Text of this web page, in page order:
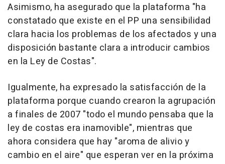
Asimismo, ha asegurado que la plataforma "ha
constatado que existe en el PP una sensibilidad
clara hacia los problemas de los afectados y una
disposición bastante clara a introducir cambios
en la Ley de Costas".
Igualmente, ha expresado la satisfacción de la
plataforma porque cuando crearon la agrupación
a finales de 2007 "todo el mundo pensaba que la
ley de costas era inamovible", mientras que
ahora considera que hay "aroma de alivio y
cambio en el aire" que esperan ver en la próxima